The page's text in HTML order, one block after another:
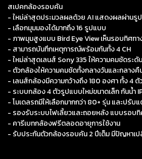
สเปคกล้องรอบคัน
- ใหม่ล่าสุดประมวลผลด้วย AI แสดงผลผ่านรู
- เลือกมุมมองได้มากถึง 16 รูปแบบ
- ภาพมุมสูงแบบ Bird Eye View เห็นรอบทิศทา
- สามารถบันทึกเหตุการณ์พร้อมกันทั้ง 4 CH
- ใหม่ล่าสุดเลนส์ Sony 335 ให้ความคมชัดระ
- ตัวกล้องให้ความคมชัดทั้งกลางวันและกลาง
- เลนส์กล้องมีความกว้างถึง 180 องศา ทั้ง 4 ตั
- ระบบกล้อง 4 ตัวรูปแบบใหม่ขนาดเล็ก กันน้ำ
- โมเดลรถมีให้เลือกมากกว่า 80+ รุ่น และปรับ
- รองรับระบบไฟเลี้ยวและถอยหลัง แบบรอบทิ
- คารีเบทกล้องฟรีตลอดอายุการใช้งาน
- รับประกันตัวกล้องรอบคัน 2 ปีเต็ม มีปัญหาเ